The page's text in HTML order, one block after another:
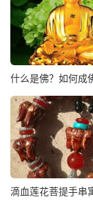
什么是佛？如何成
滴血莲花菩提手串